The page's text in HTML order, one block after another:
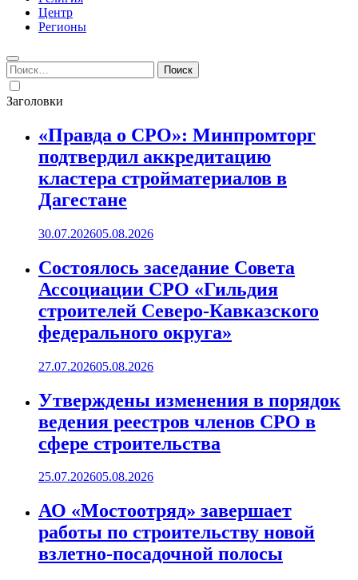
Центр
Регионы
Найти:
Заголовки
«Правда о СРО»: Минпромторг
подтвердил аккредитацию
кластера стройматериалов в
Дагестане
30.07.202605.08.2026
Состоялось заседание Совета
Ассоциации СРО «Гильдия
строителей Северо-Кавказского
федерального округа»
27.07.202605.08.2026
Утверждены изменения в порядок
ведения реестров членов СРО в
сфере строительства
25.07.202605.08.2026
АО «Мостоотряд» завершает
работы по строительству новой
взлетно-посадочной полосы